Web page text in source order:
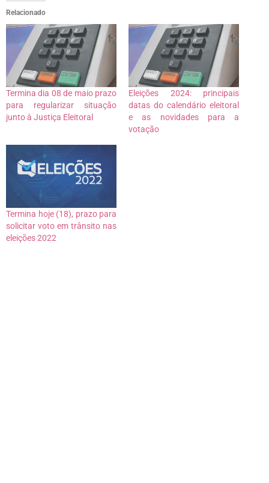
Relacionado
Termina dia 08 de maio prazo
para regularizar situação
junto à Justiça Eleitoral
Eleições 2024: principais
datas do calendário eleitoral
e as novidades para a
votação
Termina hoje (18), prazo para
solicitar voto em trânsito nas
eleições 2022